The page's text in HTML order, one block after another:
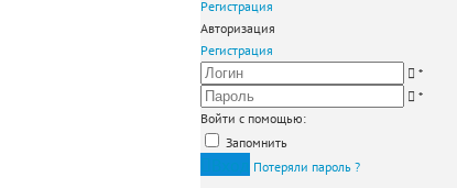
Регистрация
Авторизация
Регистрация
*
*
Войти с помощью:
Запомнить
Потеряли пароль ?